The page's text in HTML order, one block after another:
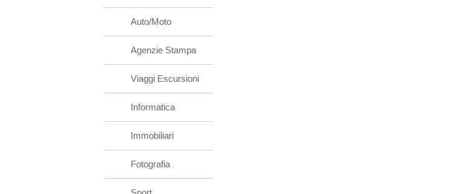
Auto/Moto
Agenzie Stampa
Viaggi Escursioni
Informatica
Immobiliari
Fotografia